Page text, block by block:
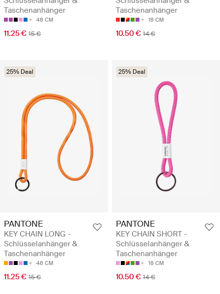
Taschenanhänger
48 CM
11.25 € 15 €
Taschenanhänger
18 CM
10.50 € 14 €
25% Deal
PANTONE
KEY CHAIN LONG -
Schlüsselanhänger &
Taschenanhänger
48 CM
11.25 € 15 €
25% Deal
PANTONE
KEY CHAIN SHORT -
Schlüsselanhänger &
Taschenanhänger
18 CM
10.50 € 14 €